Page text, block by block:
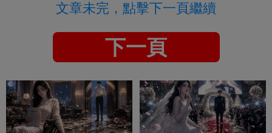
文章未完，點擊下一頁繼續
下一頁